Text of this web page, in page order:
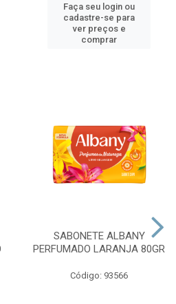
Faça seu login ou
cadastre-se para
ver preços e
comprar
SABONETE ALBANY
PERFUMADO LARANJA 80GR
Código: 93566